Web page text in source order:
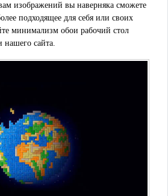
изображений вы наверняка сможете
подходящее для себя или своих
минимализм обои рабочий стол
сайта.